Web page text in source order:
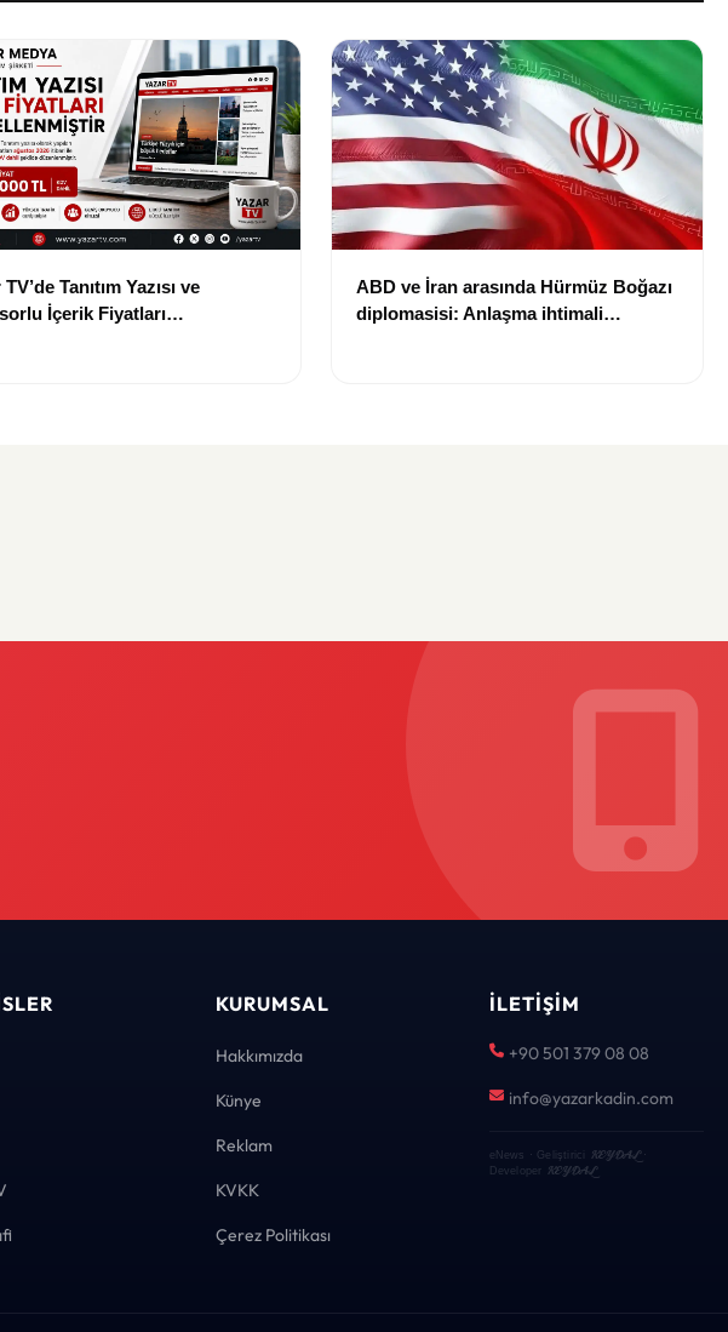
Tanıtım Yazısı ve
İçerik Fiyatları
ABD ve İran arasında Hürmüz Boğazı
diplomasisi: Anlaşma ihtimali
KURUMSAL
Hakkımızda
Künye
Reklam
KVKK
Çerez Politikası
İLETIŞIM
+90 501 379 08 08
info@yazarkadin.com
eNews · Geliştirici KEYDAL·
Developer
KEYDAL